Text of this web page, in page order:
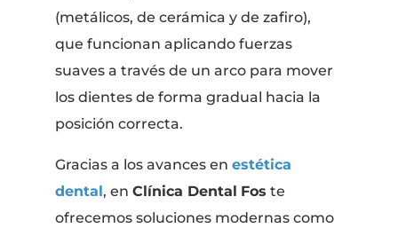
(metálicos, de cerámica y de zafiro),
que funcionan aplicando fuerzas
suaves a través de un arco para mover
los dientes de forma gradual hacia la
posición correcta.
Gracias a los avances enestética
dental, enClínica Dental Fos te
ofrecemos soluciones modernas como